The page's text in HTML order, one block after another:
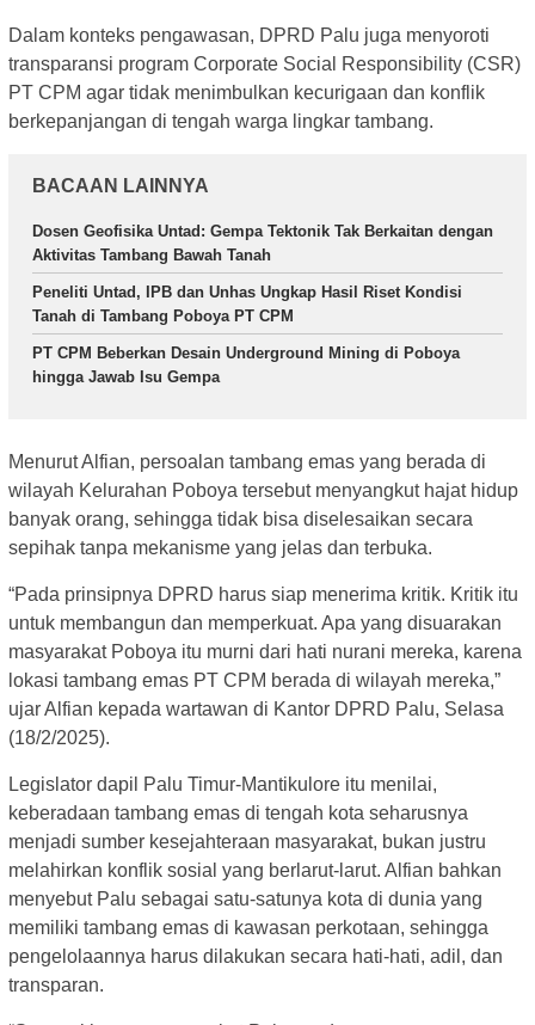
Dalam konteks pengawasan, DPRD Palu juga menyoroti
transparansi program Corporate Social Responsibility (CSR)
PT CPM agar tidak menimbulkan kecurigaan dan konflik
berkepanjangan di tengah warga lingkar tambang.
BACAAN LAINNYA
Dosen Geofisika Untad: Gempa Tektonik Tak Berkaitan dengan
Aktivitas Tambang Bawah Tanah
Peneliti Untad, IPB dan Unhas Ungkap Hasil Riset Kondisi
Tanah di Tambang Poboya PT CPM
PT CPM Beberkan Desain Underground Mining di Poboya
hingga Jawab Isu Gempa
Menurut Alfian, persoalan tambang emas yang berada di
wilayah Kelurahan Poboya tersebut menyangkut hajat hidup
banyak orang, sehingga tidak bisa diselesaikan secara
sepihak tanpa mekanisme yang jelas dan terbuka.
“Pada prinsipnya DPRD harus siap menerima kritik. Kritik itu
untuk membangun dan memperkuat. Apa yang disuarakan
masyarakat Poboya itu murni dari hati nurani mereka, karena
lokasi tambang emas PT CPM berada di wilayah mereka,”
ujar Alfian kepada wartawan di Kantor DPRD Palu, Selasa
(18/2/2025).
Legislator dapil Palu Timur-Mantikulore itu menilai,
keberadaan tambang emas di tengah kota seharusnya
menjadi sumber kesejahteraan masyarakat, bukan justru
melahirkan konflik sosial yang berlarut-larut. Alfian bahkan
menyebut Palu sebagai satu-satunya kota di dunia yang
memiliki tambang emas di kawasan perkotaan, sehingga
pengelolaannya harus dilakukan secara hati-hati, adil, dan
transparan.